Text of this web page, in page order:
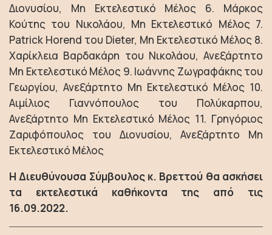
Διονυσίου, Μη Εκτελεστικό Μέλος 6. Μάρκος
Κούτης του Νικολάου, Μη Εκτελεστικό Μέλος 7.
Patrick Horend του Dieter, Μη Εκτελεστικό Μέλος 8.
Χαρίκλεια Βαρδακάρη του Νικολάου, Ανεξάρτητο
Μη Εκτελεστικό Μέλος 9. Ιωάννης Ζωγραφάκης του
Γεωργίου, Ανεξάρτητο Μη Εκτελεστικό Μέλος 10.
Αιμίλιος Γιαννόπουλος του Πολύκαρπου,
Ανεξάρτητο Μη Εκτελεστικό Μέλος 11. Γρηγόριος
Ζαριφόπουλος του Διονυσίου, Ανεξάρτητο Μη
Εκτελεστικό Μέλος
Η Διευθύνουσα Σύμβουλος κ. Βρεττού θα ασκήσει
τα εκτελεστικά καθήκοντα της από τις
16.09.2022.